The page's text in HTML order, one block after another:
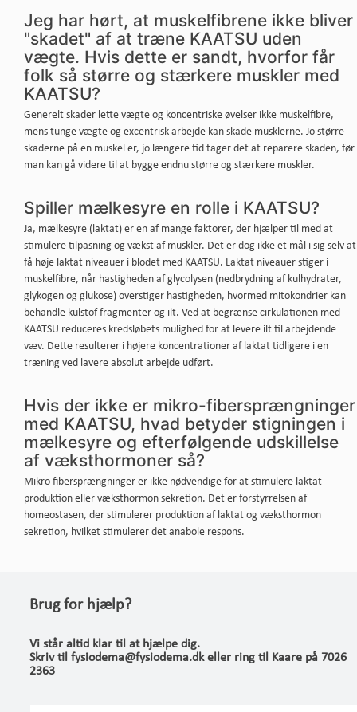
Jeg har hørt, at muskelfibrene ikke bliver
"skadet" af at træne KAATSU uden
vægte. Hvis dette er sandt, hvorfor får
folk så større og stærkere muskler med
KAATSU?
Generelt skader lette vægte og koncentriske øvelser ikke muskelfibre,
mens tunge vægte og excentrisk arbejde kan skade musklerne. Jo større
skaderne på en muskel er, jo længere tid tager det at reparere skaden, før
man kan gå videre til at bygge endnu større og stærkere muskler.
Spiller mælkesyre en rolle i KAATSU?
Ja, mælkesyre (laktat) er en af ​​mange faktorer, der hjælper til med at
stimulere tilpasning og vækst af muskler. Det er dog ikke et mål i sig selv at
få høje laktat niveauer i blodet med KAATSU. Laktat niveauer stiger i
muskelfibre, når hastigheden af ​​glycolysen (nedbrydning af kulhydrater,
glykogen og glukose) overstiger hastigheden, hvormed ​​mitokondrier kan
behandle kulstof fragmenter og ilt. Ved at begrænse cirkulationen med
KAATSU reduceres kredsløbets mulighed for at levere ilt til arbejdende
væv. Dette resulterer i ​​højere koncentrationer af laktat tidligere i en
træning ved lavere absolut arbejde udført.
Hvis der ikke er mikro-fibersprængninger
med KAATSU, hvad betyder stigningen i
mælkesyre og efterfølgende udskillelse
af væksthormoner så?
Mikro fibersprængninger er ikke nødvendige for at stimulere laktat
produktion eller væksthormon sekretion. Det er forstyrrelsen af
homeostasen, der stimulerer produktion af laktat og væksthormon
sekretion, hvilket stimulerer det anabole respons.
Brug for hjælp?
Vi står altid klar til at hjælpe dig.
Skriv til fysiodema@fysiodema.dk eller ring til Kaare på 7026
2363